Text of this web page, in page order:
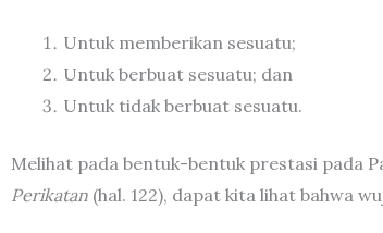
Untuk memberikan sesuatu;
Untuk berbuat sesuatu; dan
Untuk tidak berbuat sesuatu.
Melihat pada bentuk-bentuk prestasi pada
Perikatan(hal. 122), dapat kita lihat bahwa